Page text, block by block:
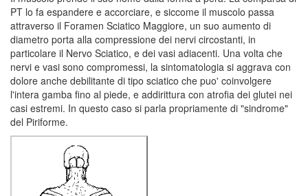
PT lo fa espandere e accorciare, e siccome il muscolo passa
attraverso il Foramen Sciatico Maggiore, un suo aumento di
diametro porta alla compressione dei nervi circostanti, in
particolare il Nervo Sciatico, e dei vasi adiacenti. Una volta che
nervi e vasi sono compromessi, la sintomatologia si aggrava con
dolore anche debilitante di tipo sciatico che puo' coinvolgere
l'intera gamba fino al piede, e addirittura con atrofia dei glutei nei
casi estremi. In questo caso si parla propriamente di "sindrome"
del Piriforme.